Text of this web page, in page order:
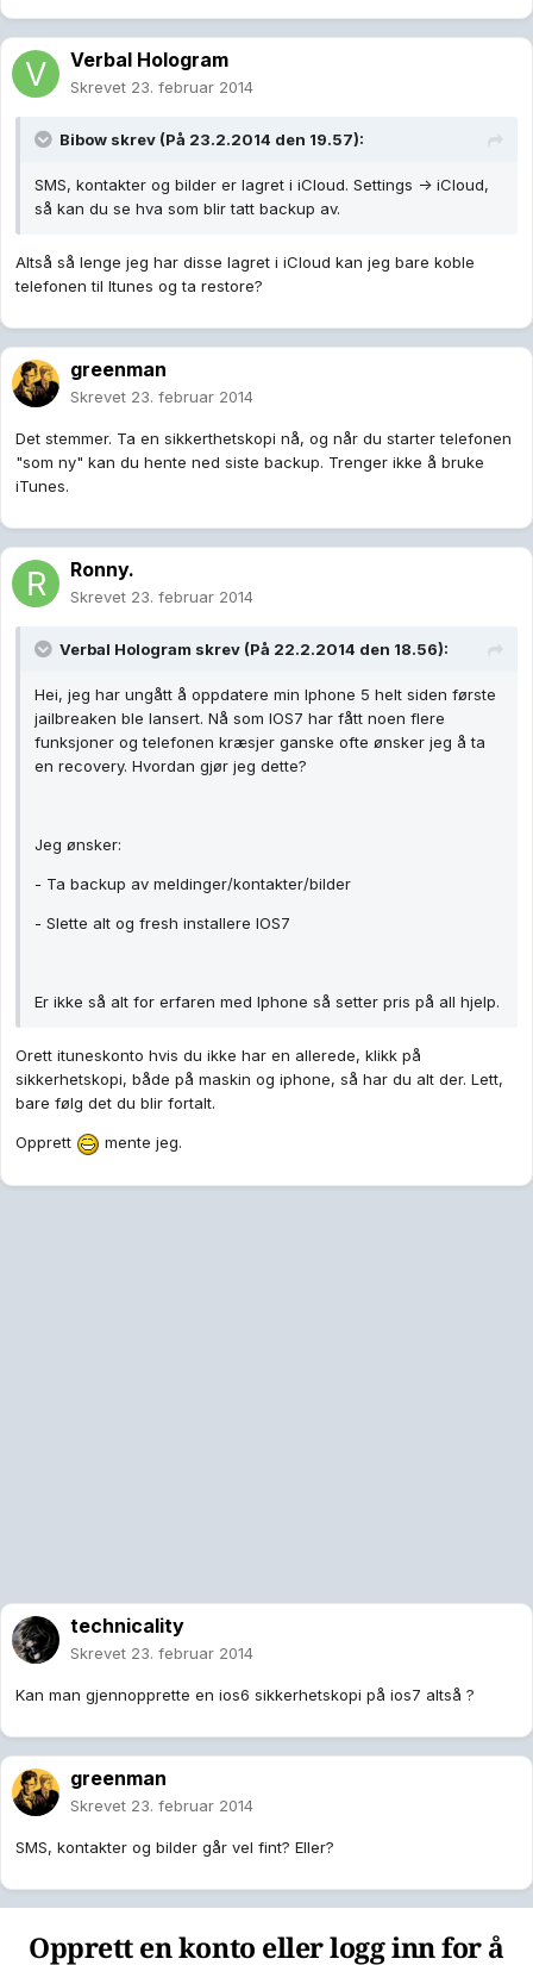
Verbal Hologram
Skrevet 23. februar 2014
Bibow skrev (På 23.2.2014 den 19.57):
SMS, kontakter og bilder er lagret i iCloud. Settings -> iCloud,
så kan du se hva som blir tatt backup av.
Altså så lenge jeg har disse lagret i iCloud kan jeg bare koble
telefonen til Itunes og ta restore?
greenman
Skrevet 23. februar 2014
Det stemmer. Ta en sikkerthetskopi nå, og når du starter telefonen
"som ny" kan du hente ned siste backup. Trenger ikke å bruke
iTunes.
Ronny.
Skrevet 23. februar 2014
Verbal Hologram skrev (På 22.2.2014 den 18.56):
Hei, jeg har ungått å oppdatere min Iphone 5 helt siden første
jailbreaken ble lansert. Nå som IOS7 har fått noen flere
funksjoner og telefonen kræsjer ganske ofte ønsker jeg å ta
en recovery. Hvordan gjør jeg dette?
Jeg ønsker:
- Ta backup av meldinger/kontakter/bilder
- Slette alt og fresh installere IOS7
Er ikke så alt for erfaren med Iphone så setter pris på all hjelp.
Orett ituneskonto hvis du ikke har en allerede, klikk på
sikkerhetskopi, både på maskin og iphone, så har du alt der. Lett,
bare følg det du blir fortalt.
Opprett mente jeg.
technicality
Skrevet 23. februar 2014
Kan man gjennopprette en ios6 sikkerhetskopi på ios7 altså ?
greenman
Skrevet 23. februar 2014
SMS, kontakter og bilder går vel fint? Eller?
Opprett en konto eller logg inn for å